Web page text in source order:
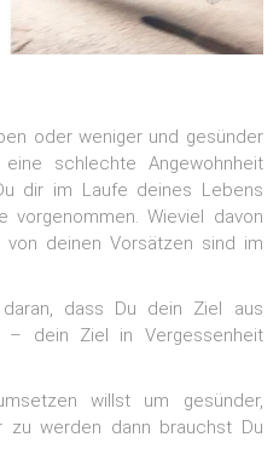
oder weniger und gesünder
schlechte Angewohnheit
dir im Laufe deines Lebens
vorgenommen. Wieviel davon
deinen Vorsätzen sind im
dass Du dein Ziel aus
– dein Ziel in Vergessenheit
willst um gesünder,
zu werden dann brauchst Du